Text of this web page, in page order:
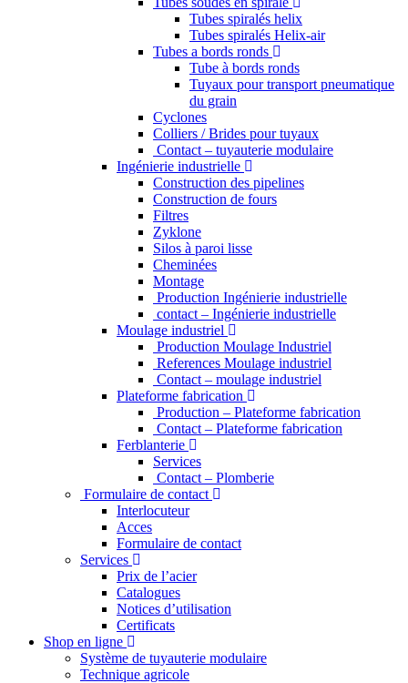
Tubes spiralés helix
Tubes spiralés Helix-air
Tubes a bords ronds
Tube à bords ronds
Tuyaux pour transport pneumatique
du grain
Cyclones
Colliers / Brides pour tuyaux
Contact – tuyauterie modulaire
Ingénierie industrielle
Construction des pipelines
Construction de fours
Filtres
Zyklone
Silos à paroi lisse
Cheminées
Montage
Production Ingénierie industrielle
contact – Ingénierie industrielle
Moulage industriel
Production Moulage Industriel
References Moulage industriel
Contact – moulage industriel
Plateforme fabrication
Production – Plateforme fabrication
Contact – Plateforme fabrication
Ferblanterie
Services
Contact – Plomberie
Formulaire de contact
Interlocuteur
Acces
Formulaire de contact
Services
Prix de l’acier
Catalogues
Notices d’utilisation
Certificats
Shop en ligne
Système de tuyauterie modulaire
Technique agricole